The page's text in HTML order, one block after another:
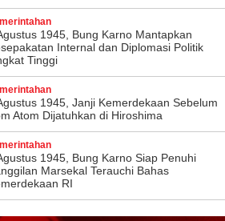
1945, Bung Karno Mantapkan
Internal dan Diplomasi Politik
Tinggi
1945, Janji Kemerdekaan Sebelum
Atom Dijatuhkan di Hiroshima
1945, Bung Karno Siap Penuhi
Marsekal Terauchi Bahas
RI